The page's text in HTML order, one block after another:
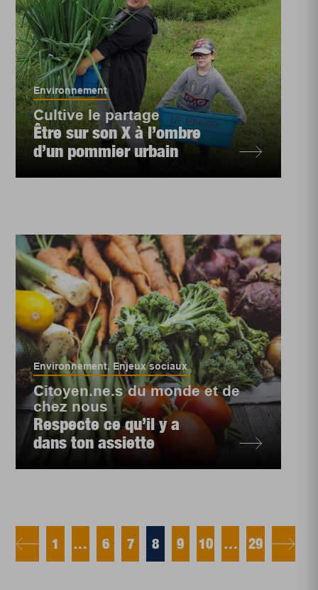
Environnement
Cultive le partage
Être sur son X à l’ombre
d’un pommier urbain
Environnement, Enjeux sociaux
Citoyen.ne.s du monde et de
chez nous
Respecte ce qu’il y a
dans ton assiette
1 … 6 7 8 9 10 … 29